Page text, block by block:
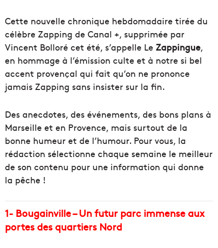
Cette nouvelle chronique hebdomadaire tirée du
célèbre Zapping de Canal +, supprimée par
Vincent Bolloré cet été, s’appelle Le Zappingue,
en hommage à l’émission culte et à notre si bel
accent provençal qui fait qu’on ne prononce
jamais Zapping sans insister sur la fin.
Des anecdotes, des événements, des bons plans à
Marseille et en Provence, mais surtout de la
bonne humeur et de l’humour. Pour vous, la
rédaction sélectionne chaque semaine le meilleur
de son contenu pour une information qui donne
la pêche !
1- Bougainville – Un futur parc immense aux
portes des quartiers Nord